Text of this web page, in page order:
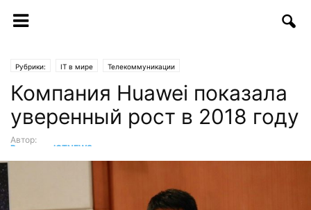
Рубрики: IT в мире Телекоммуникации
Компания Huawei показала
уверенный рост в 2018 году
Автор:
Редакция ICTNEWS